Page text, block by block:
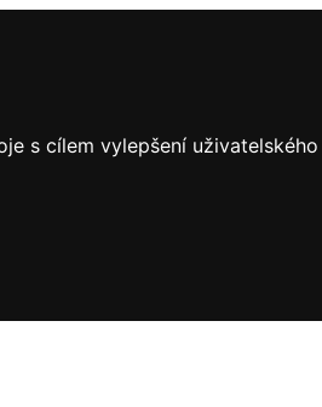
s cílem vylepšení